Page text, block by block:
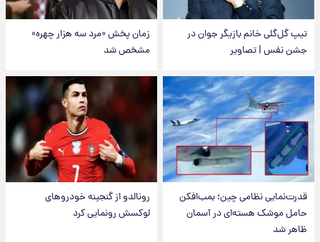
تیپ گل‌گلی خانم بازیگر جوان در
جشن نفس | تصاویر
زمان پخش «مرد سه هزار چهره»
مشخص شد
قدرت‌نمایی نظامی چین؛ بمب‌افکن
حامل موشک هسته‌ای در آسمان
ظاهر شد
رونالدو از گنجینه خودروهای
لوکسش رونمایی کرد